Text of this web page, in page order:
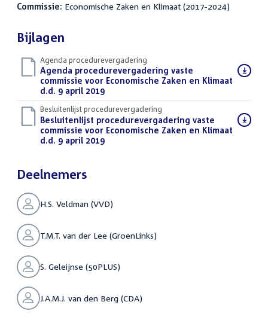
Commissie: Economische Zaken en Klimaat (2017-2024)
Bijlagen
Agenda procedurevergadering
Download
bestand:
Agenda procedurevergadering vaste
commissie voor Economische Zaken en Klimaat
d.d. 9 april 2019(PDF)
Besluitenlijst procedurevergadering
Download
bestand:
Besluitenlijst procedurevergadering vaste
commissie voor Economische Zaken en Klimaat
d.d. 9 april 2019(PDF)
Deelnemers
H.S. Veldman (VVD)
T.M.T. van der Lee (GroenLinks)
S. Geleijnse (50PLUS)
J.A.M.J. van den Berg (CDA)